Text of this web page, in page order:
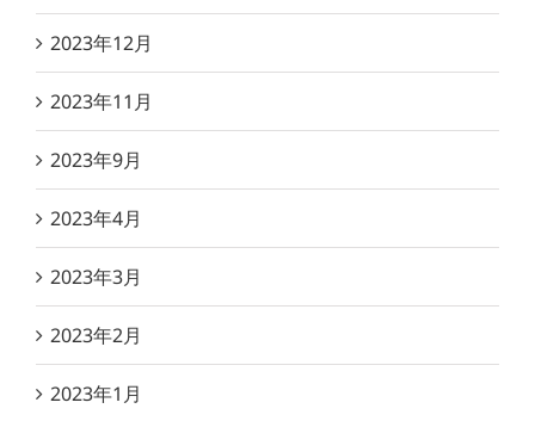
2023年12月
2023年11月
2023年9月
2023年4月
2023年3月
2023年2月
2023年1月